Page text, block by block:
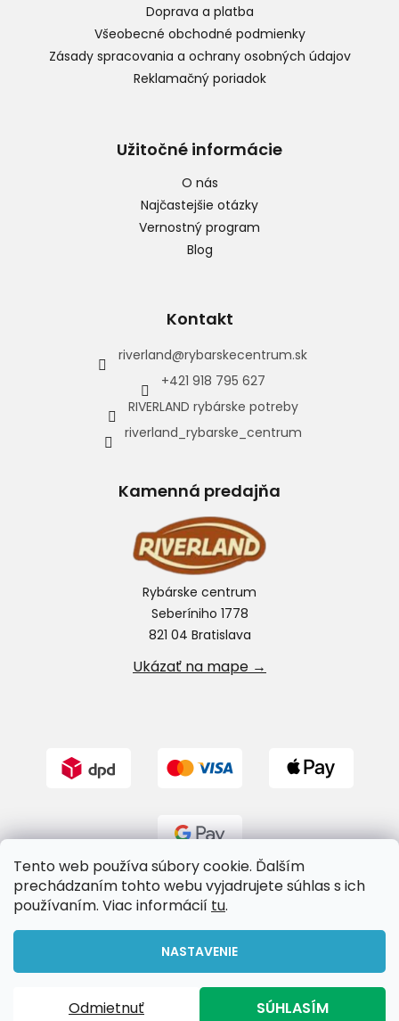
Tento web používa súbory cookie. Ďalším
prechádzaním tohto webu vyjadrujete súhlas s ich
používaním. Viac informácií tu.
NASTAVENIE
Odmietnuť SÚHLASÍM
Doprava a platba
Všeobecné obchodné podmienky
Zásady spracovania a ochrany osobných údajov
Reklamačný poriadok
Užitočné informácie
O nás
Najčastejšie otázky
Vernostný program
Blog
Kontakt
riverland@rybarskecentrum.sk
+421 918 795 627
RIVERLAND rybárske potreby
riverland_rybarske_centrum
Kamenná predajňa
Rybárske centrum
Seberíniho 1778
821 04 Bratislava
Ukázať na mape →
Riverland.sk. Všetky práva vyhradené.
Upraviť nastavenie cookies